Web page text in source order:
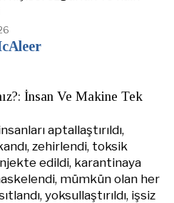
İnsan Ve Makine Tek
aptallaştırıldı,
zehirlendi, toksik
edildi, karantinaya
mümkün olan her
yoksullaştırıldı, işsiz